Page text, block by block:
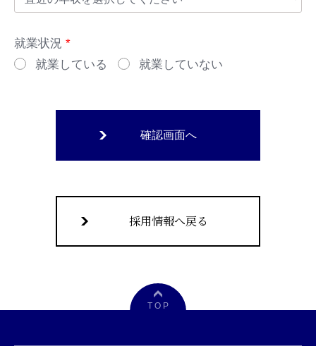
就業状況 *
就業している
就業していない
採用情報へ戻る
T O P